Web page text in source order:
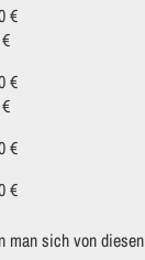
€
€
€
€
man sich von diesen